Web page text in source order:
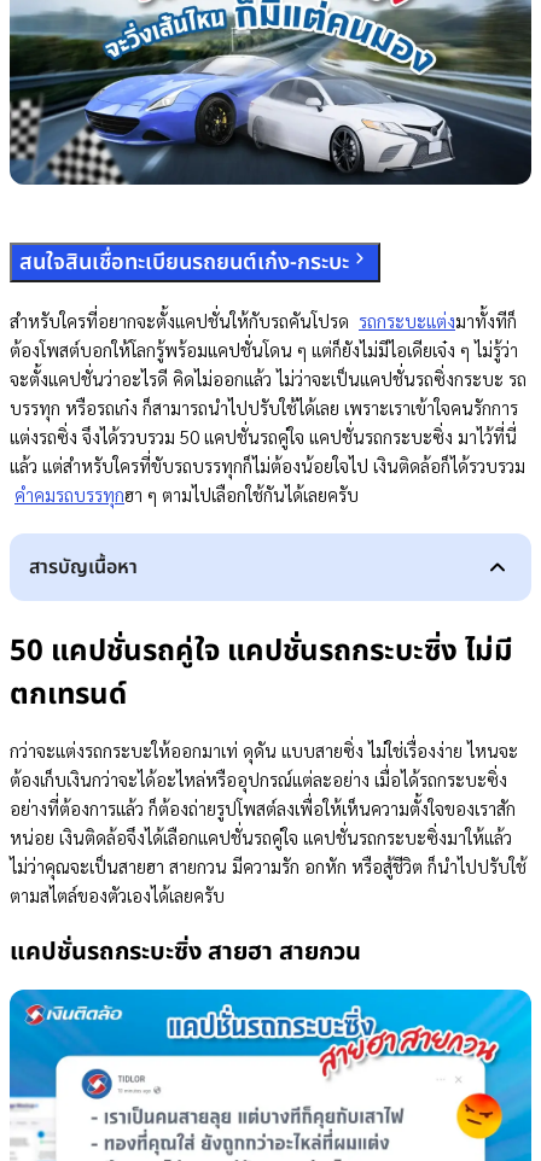
สนใจสินเชื่อทะเบียนรถยนต์เก๋ง-กระบะ
สำหรับใครที่อยากจะตั้งแคปชั่นให้กับรถคันโปรด รถกระบะเเต่งมาทั้งทีก็
ต้องโพสต์บอกให้โลกรู้พร้อมแคปชั่นโดน ๆ แต่ก็ยังไม่มีไอเดียเจ๋ง ๆ ไม่รู้ว่า
จะตั้งแคปชั่นว่าอะไรดี คิดไม่ออกแล้ว ไม่ว่าจะเป็นแคปชั่นรถซิ่งกระบะ รถ
บรรทุก หรือรถเก๋ง ก็สามารถนำไปปรับใช้ได้เลย เพราะเราเข้าใจคนรักการ
แต่งรถซิ่ง จึงได้รวบรวม 50 แคปชั่นรถคู่ใจ แคปชั่นรถกระบะซิ่ง มาไว้ที่นี่
แล้ว แต่สำหรับใครที่ขับรถบรรทุกก็ไม่ต้องน้อยใจไป เงินติดล้อก็ได้รวบรวม
คำคมรถบรรทุกฮา ๆ ตามไปเลือกใช้กันได้เลยครับ
สารบัญเนื้อหา
50 แคปชั่นรถคู่ใจ แคปชั่นรถกระบะซิ่ง ไม่มีตกเทรนด์
สติ๊กเกอร์คำคมติดรถตรงไหนไม่ผิดกฎหมาย เงินติดล้อสรุปให้
แคปชั่นรถซิ่งของคนมีความรัก และคนอกหัก
แคปชั่นรถคู่ใจ สำหรับคนสู้ชีวิต
50 แคปชั่นรถคู่ใจ แคปชั่นรถกระบะซิ่ง ไม่มี
ตกเทรนด์
กว่าจะแต่งรถกระบะให้ออกมาเท่ ดุดัน แบบสายซิ่ง ไม่ใช่เรื่องง่าย ไหนจะ
ต้องเก็บเงินกว่าจะได้อะไหล่หรืออุปกรณ์แต่ละอย่าง เมื่อได้รถกระบะซิ่ง
อย่างที่ต้องการแล้ว ก็ต้องถ่ายรูปโพสต์ลงเพื่อให้เห็นความตั้งใจของเราสัก
หน่อย เงินติดล้อจึงได้เลือกแคปชั่นรถคู่ใจ แคปชั่นรถกระบะซิ่งมาให้แล้ว
ไม่ว่าคุณจะเป็นสายฮา สายกวน มีความรัก อกหัก หรือสู้ชีวิต ก็นำไปปรับใช้
ตามสไตล์ของตัวเองได้เลยครับ
แคปชั่นรถกระบะซิ่ง สายฮา สายกวน